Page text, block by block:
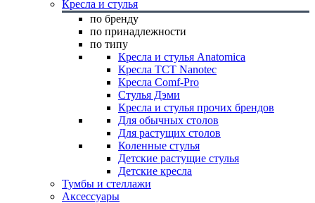
Кресла и стулья
по бренду
по принадлежности
по типу
Кресла и стулья Anatomica
Кресла TCT Nanotec
Кресла Comf-Pro
Стулья Дэми
Кресла и стулья прочих брендов
Для обычных столов
Для растущих столов
Коленные стулья
Детские растущие стулья
Детские кресла
Тумбы и стеллажи
Аксессуары